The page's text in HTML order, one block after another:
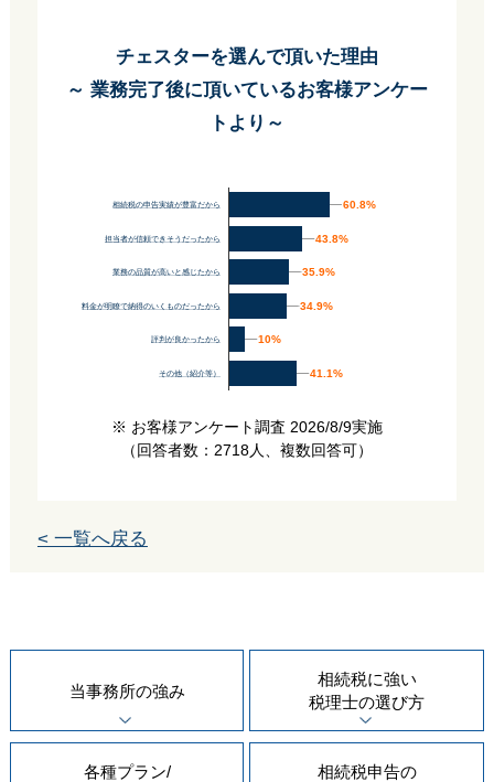
チェスターを選んで頂いた理由
～ 業務完了後に頂いているお客様アンケー
トより～
相続税の申告実績が豊富だから
担当者が信頼できそうだったから
業務の品質が高いと感じたから
料金が明瞭で納得のいくものだったから
評判が良かったから
その他（紹介等）
60.8%
60.8%
43.8%
43.8%
35.9%
35.9%
34.9%
34.9%
10%
10%
41.1%
41.1%
※ お客様アンケート調査 2026/8/9実施
（回答者数：2718人、複数回答可）
< 一覧へ戻る
当事務所の強み
相続税に強い
税理士の選び方
各種プラン/
相続税申告の